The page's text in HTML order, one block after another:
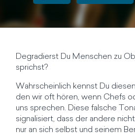
Degradierst Du Menschen zu
sprichst?
Wahrscheinlich kennst Du
den wir oft hören, wenn Chefs
uns sprechen. Diese falsche
signalisiert, dass der andere
nur an sich selbst und seinem